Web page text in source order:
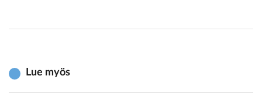
Lue myös